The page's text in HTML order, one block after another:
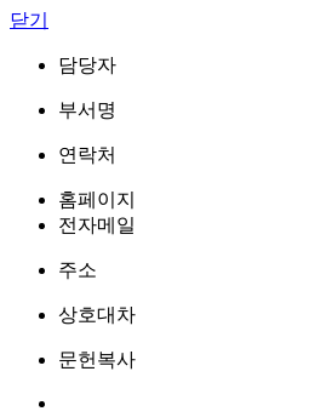
닫기
담당자
부서명
연락처
홈페이지
전자메일
주소
상호대차
문헌복사